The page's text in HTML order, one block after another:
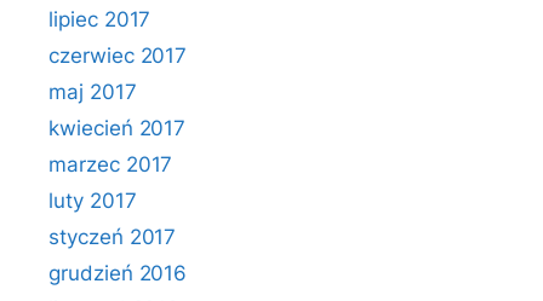
lipiec 2017
czerwiec 2017
maj 2017
kwiecień 2017
marzec 2017
luty 2017
styczeń 2017
grudzień 2016